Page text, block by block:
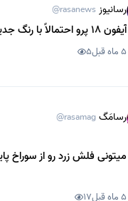
رسانیوز @rasanews
آیفون 18 پرو احتمالاً با رنگ جدید «قرمز تیره» از راه می‌رسد
5 ماه قبل 5
رسامَگ @rasamag
میتونی فلش زرد رو از سوراخ
5 ماه قبل 17